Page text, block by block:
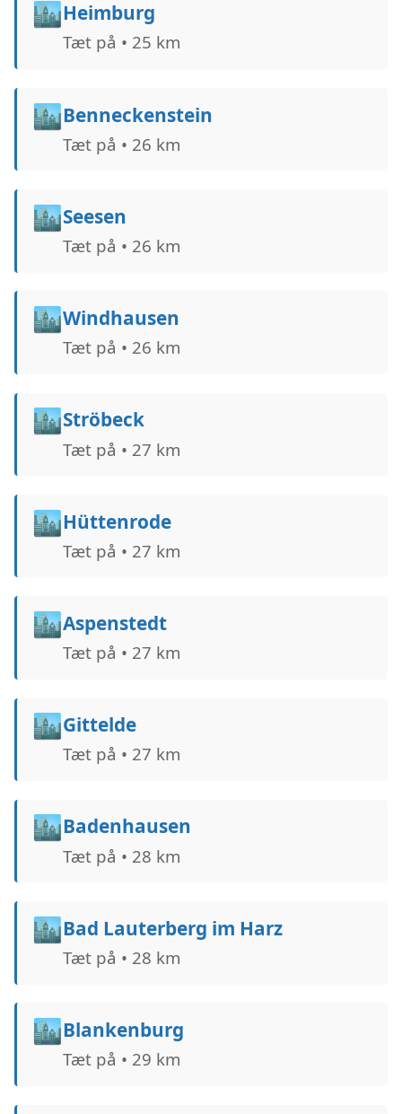
🏙️Heimburg
Tæt på • 25 km
🏙️Benneckenstein
Tæt på • 26 km
🏙️Seesen
Tæt på • 26 km
🏙️Windhausen
Tæt på • 26 km
🏙️Ströbeck
Tæt på • 27 km
🏙️Hüttenrode
Tæt på • 27 km
🏙️Aspenstedt
Tæt på • 27 km
🏙️Gittelde
Tæt på • 27 km
🏙️Badenhausen
Tæt på • 28 km
🏙️Bad Lauterberg im Harz
Tæt på • 28 km
🏙️Blankenburg
Tæt på • 29 km